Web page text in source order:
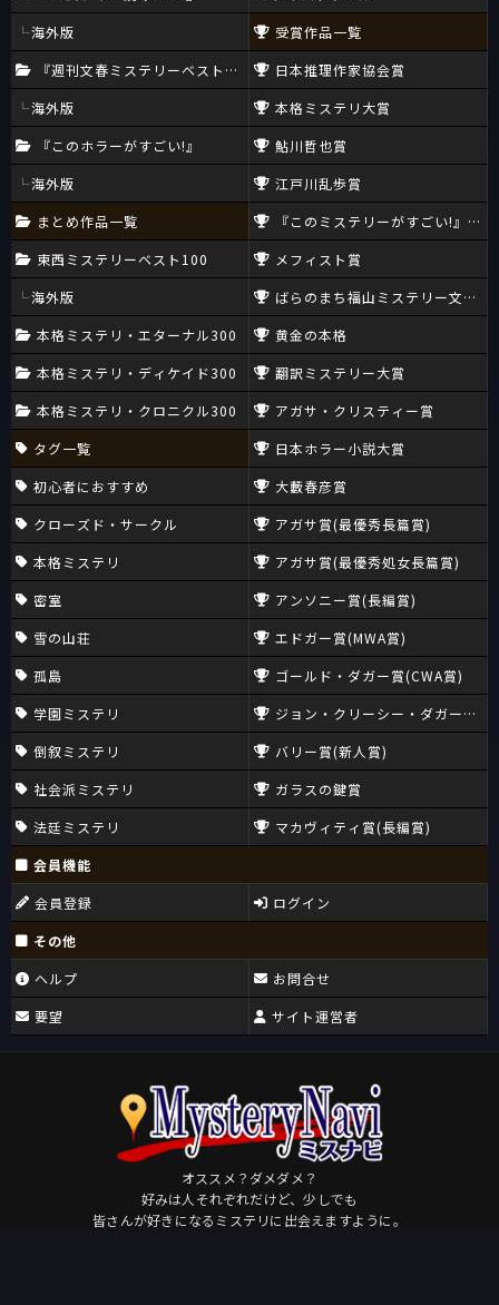
海外版
『週刊文春ミステリーベスト10』
海外版
『このホラーがすごい!』
海外版
まとめ作品一覧
東西ミステリーベスト100
海外版
本格ミステリ・エターナル300
本格ミステリ・ディケイド300
本格ミステリ・クロニクル300
タグ一覧
初心者におすすめ
クローズド・サークル
本格ミステリ
密室
雪の山荘
孤島
学園ミステリ
倒叙ミステリ
社会派ミステリ
法廷ミステリ
受賞作品一覧
日本推理作家協会賞
本格ミステリ大賞
鮎川哲也賞
江戸川乱歩賞
『このミステリーがすごい!』大賞
メフィスト賞
ばらのまち福山ミステリー文学新
黄金の本格
翻訳ミステリー大賞
アガサ・クリスティー賞
日本ホラー小説大賞
大藪春彦賞
アガサ賞(最優秀長篇賞)
アガサ賞(最優秀処女長篇賞)
アンソニー賞(長編賞)
エドガー賞(MWA賞)
ゴールド・ダガー賞(CWA賞)
ジョン・クリーシー・ダガー賞
バリー賞(新人賞)
ガラスの鍵賞
マカヴィティ賞(長編賞)
会員機能
会員登録
ログイン
その他
ヘルプ
要望
お問合せ
サイト運営者
オススメ？ダメダメ？
好みは人それぞれだけど、少しでも
皆さんが好きになるミステリに出会えますように。